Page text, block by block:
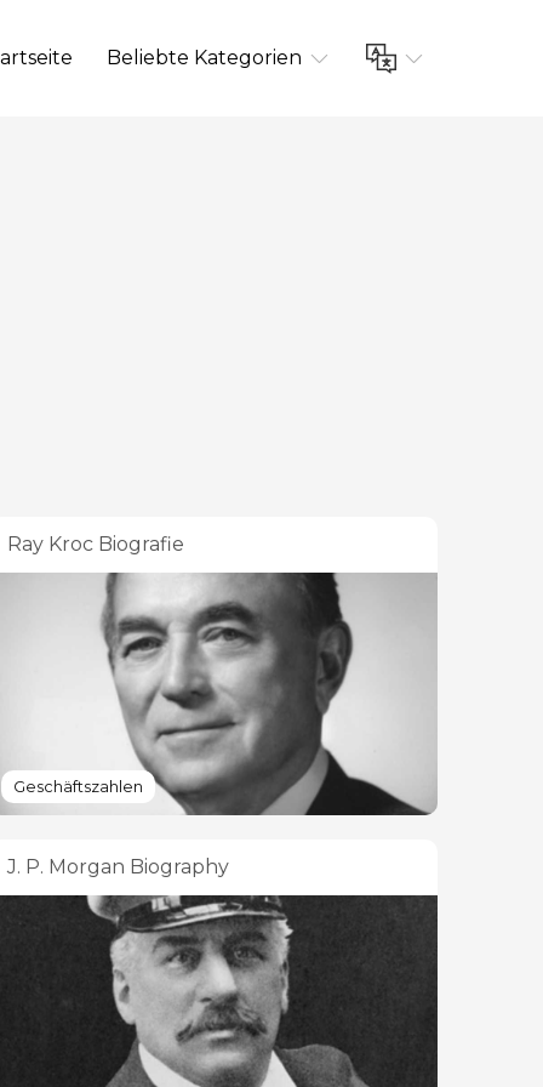
Beliebte Kategorien
Ray Kroc Biografie
Geschäftszahlen
J. P. Morgan Biography